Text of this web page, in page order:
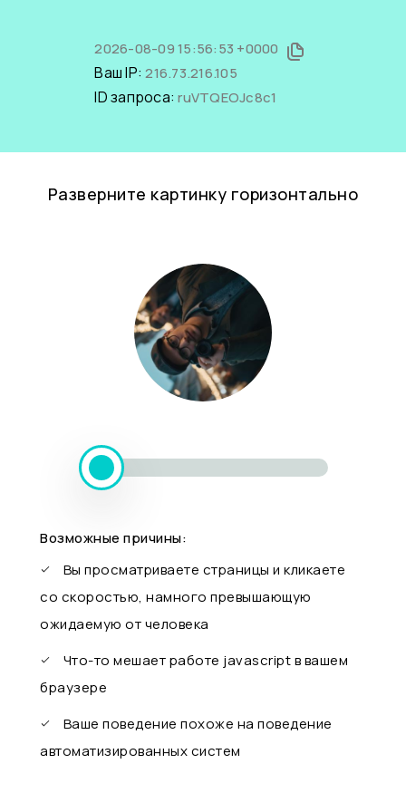
2026-08-09 15:56:53 +0000
Ваш IP:216.73.216.105
ID запроса:ruVTQEOJc8c1
Разверните картинку горизонтально
Возможные причины:
Вы просматриваете страницы и кликаете
со скоростью, намного превышающую
ожидаемую от человека
Что-то мешает работе javascript в вашем
браузере
Ваше поведение похоже на поведение
автоматизированных систем